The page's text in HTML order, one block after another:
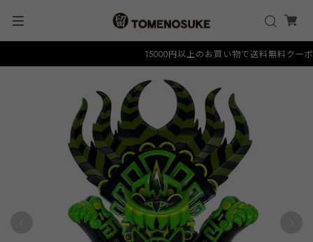
15000円以上のお買い物で送料無料クーポ